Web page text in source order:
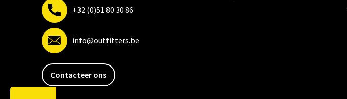
+32 (0)51 80 30 86
info@outfitters.be
Contacteer ons